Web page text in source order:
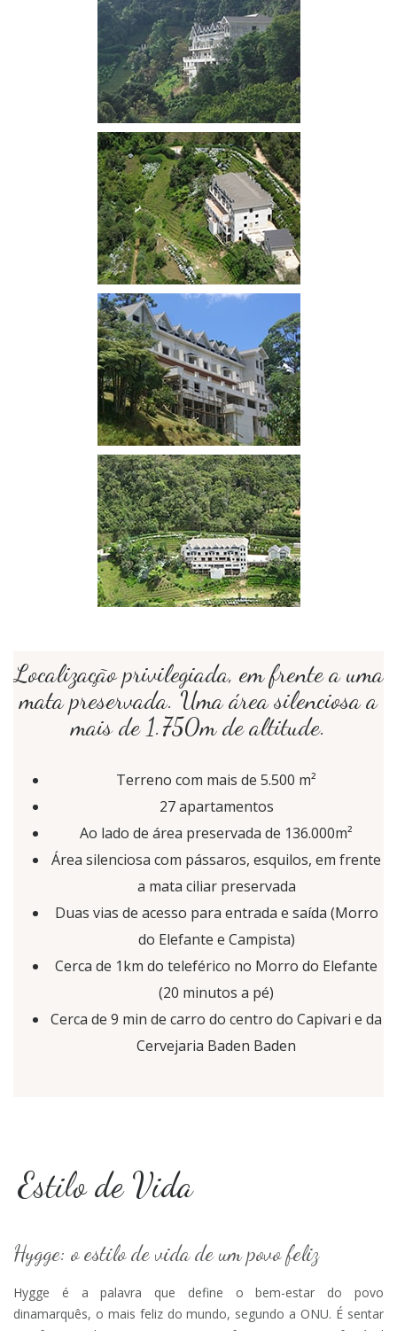
Localização privilegiada, em frente a uma
mata preservada. Uma área silenciosa a
mais de 1.750m de altitude.
Terreno com mais de 5.500 m²
27 apartamentos
Ao lado de área preservada de 136.000m²
Área silenciosa com pássaros, esquilos, em frente
a mata ciliar preservada
Duas vias de acesso para entrada e saída (Morro
do Elefante e Campista)
Cerca de 1km do teleférico no Morro do Elefante
(20 minutos a pé)
Cerca de 9 min de carro do centro do Capivari e da
Cervejaria Baden Baden
Estilo de Vida
Hygge: o estilo de vida de um povo feliz
Hygge é a palavra que define o bem-estar do povo
dinamarquês, o mais feliz do mundo, segundo a ONU. É sentar